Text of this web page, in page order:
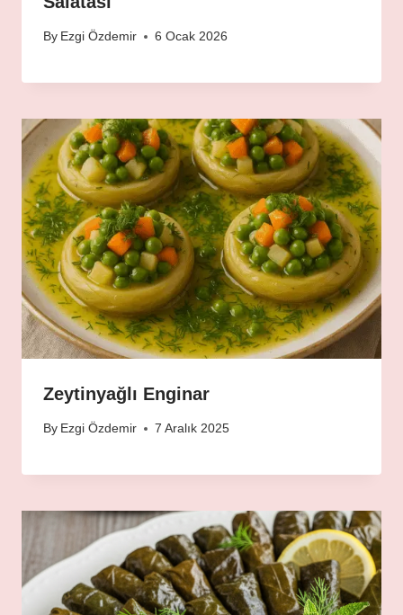
By Ezgi Özdemir 6 Ocak 2026
Zeytinyağlı Enginar
By Ezgi Özdemir 7 Aralık 2025